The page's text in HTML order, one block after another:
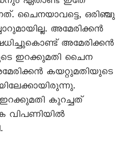
ചൈനയാവട്ടെ, ഒരിഞ്ചു
അമേരിക്കൻ
അമേരിക്കൻ
ഇറക്കുമതി ചൈന
കയറ്റുമതിയുടെ
കുറച്ചത്
വിപണിയിൽ